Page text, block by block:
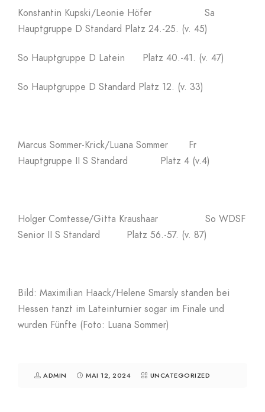
Konstantin Kupski/Leonie Höfer Sa
Hauptgruppe D Standard Platz 24.-25. (v. 45)
So Hauptgruppe D Latein Platz 40.-41. (v. 47)
So Hauptgruppe D Standard Platz 12. (v. 33)
Marcus Sommer-Krick/Luana Sommer Fr
Hauptgruppe II S Standard Platz 4 (v.4)
Holger Comtesse/Gitta Kraushaar So WDSF
Senior II S Standard Platz 56.-57. (v. 87)
Bild: Maximilian Haack/Helene Smarsly standen bei
Hessen tanzt im Lateinturnier sogar im Finale und
wurden Fünfte (Foto: Luana Sommer)
ADMIN MAI 12, 2024 UNCATEGORIZED